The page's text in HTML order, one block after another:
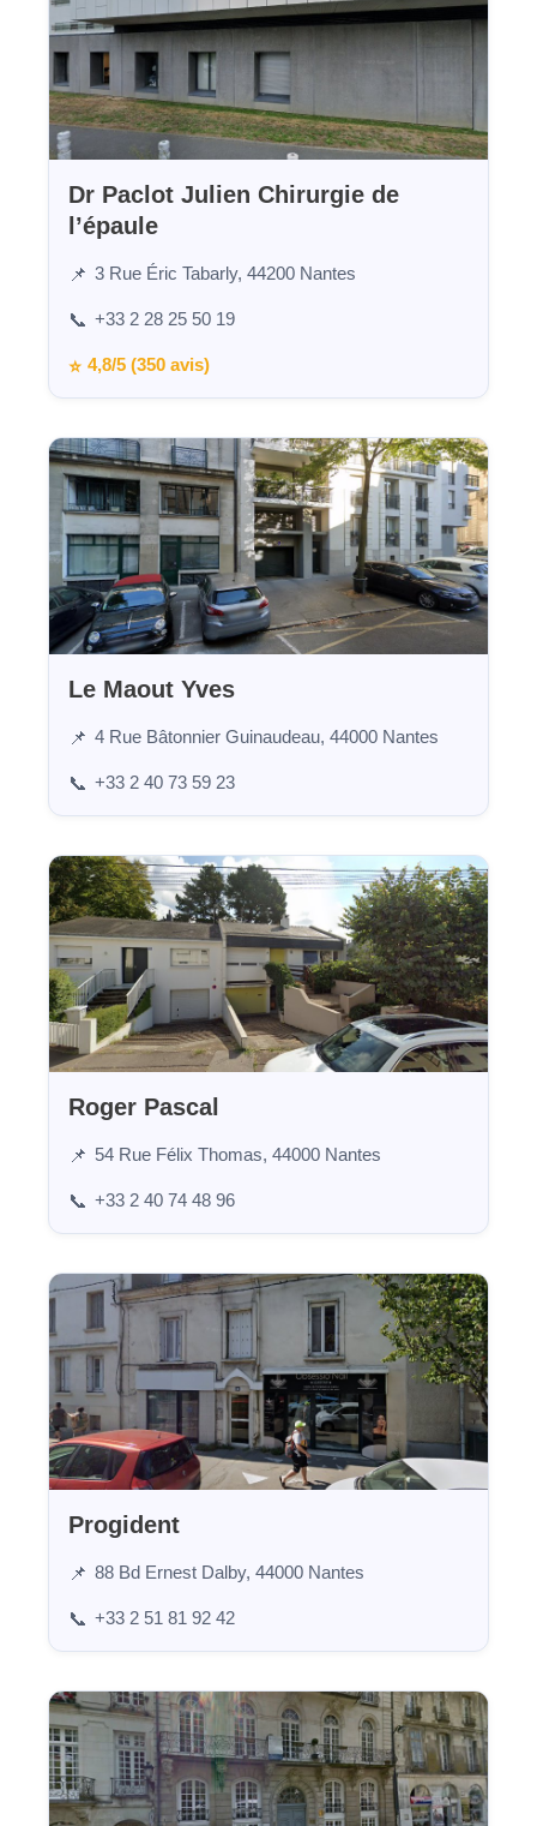
Dr Paclot Julien Chirurgie de
l’épaule
📌 3 Rue Éric Tabarly, 44200 Nantes
📞 +33 2 28 25 50 19
⭐ 4,8/5 (350 avis)
Le Maout Yves
📌 4 Rue Bâtonnier Guinaudeau, 44000 Nantes
📞 +33 2 40 73 59 23
Roger Pascal
📌 54 Rue Félix Thomas, 44000 Nantes
📞 +33 2 40 74 48 96
Progident
📌 88 Bd Ernest Dalby, 44000 Nantes
📞 +33 2 51 81 92 42